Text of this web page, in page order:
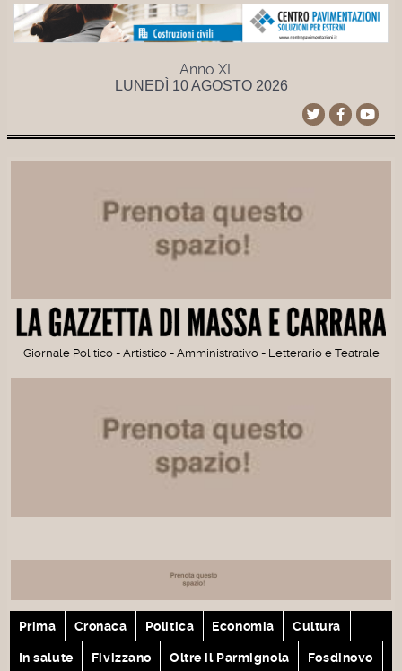
Anno XI
LUNEDÌ 10 AGOSTO 2026
Giornale Politico - Artistico - Amministrativo - Letterario e Teatrale
Prima Cronaca Politica Economia Cultura
In salute Fivizzano Oltre il Parmignola Fosdinovo